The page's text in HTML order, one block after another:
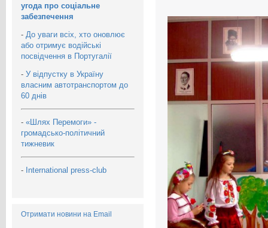
угода про соціальне
забезпечення
- До уваги всіх, хто оновлює
або отримує водійські
посвідчення в Португалії
- У відпустку в Україну
власним автотранспортом до
60 днів
- «Шлях Перемоги» -
громадсько-політичний
тижневик
- International press-club
Отримати новини на Email